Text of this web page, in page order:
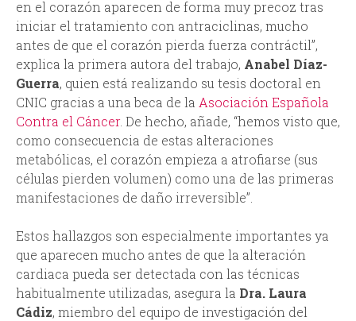
en el corazón aparecen de forma muy precoz tras
iniciar el tratamiento con antraciclinas, mucho
antes de que el corazón pierda fuerza contráctil”,
explica la primera autora del trabajo, Anabel Díaz-
Guerra, quien está realizando su tesis doctoral en
CNIC gracias a una beca de la Asociación Española
Contra el Cáncer. De hecho, añade, “hemos visto que,
como consecuencia de estas alteraciones
metabólicas, el corazón empieza a atrofiarse (sus
células pierden volumen) como una de las primeras
manifestaciones de daño irreversible”.
Estos hallazgos son especialmente importantes ya
que aparecen mucho antes de que la alteración
cardiaca pueda ser detectada con las técnicas
habitualmente utilizadas, asegura la Dra. Laura
Cádiz, miembro del equipo de investigación del